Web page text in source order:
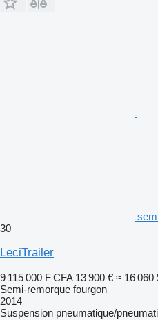
30
LeciTrailer
9 115 000 F CFA 13 900 € ≈ 16 060
Semi-remorque fourgon
2014
Suspension pneumatique/